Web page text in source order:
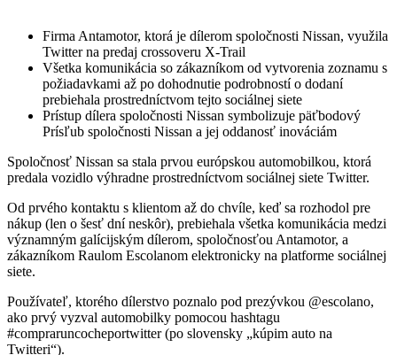
Firma Antamotor, ktorá je dílerom spoločnosti Nissan, využila
Twitter na predaj crossoveru X-Trail
Všetka komunikácia so zákazníkom od vytvorenia zoznamu s
požiadavkami až po dohodnutie podrobností o dodaní
prebiehala prostredníctvom tejto sociálnej siete
Prístup dílera spoločnosti Nissan symbolizuje päťbodový
Prísľub spoločnosti Nissan a jej oddanosť inováciám
Spoločnosť Nissan sa stala prvou európskou automobilkou, ktorá
predala vozidlo výhradne prostredníctvom sociálnej siete Twitter.
Od prvého kontaktu s klientom až do chvíle, keď sa rozhodol pre
nákup (len o šesť dní neskôr), prebiehala všetka komunikácia medzi
významným galícijským dílerom, spoločnosťou Antamotor, a
zákazníkom Raulom Escolanom elektronicky na platforme sociálnej
siete.
Používateľ, ktorého dílerstvo poznalo pod prezývkou @escolano,
ako prvý vyzval automobilky pomocou hashtagu
#compraruncocheportwitter (po slovensky „kúpim auto na
Twitteri“).